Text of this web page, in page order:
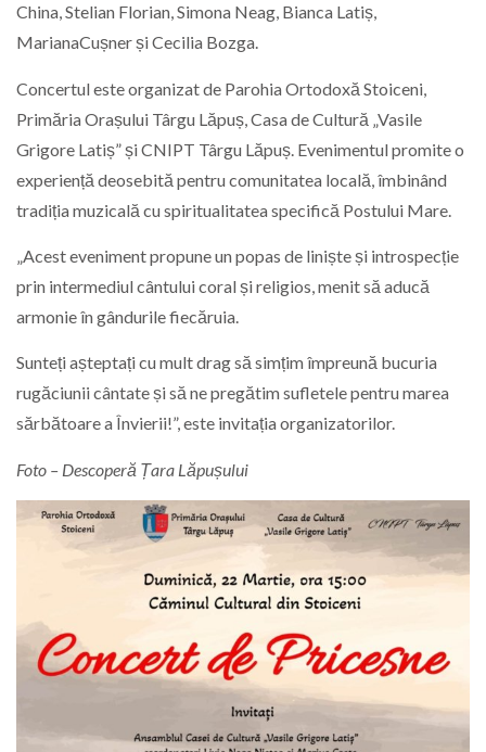
China,Stelian Florian,Simona Neag, Bianca Latiș,
MarianaCușnerșiCecilia Bozga.
Concertulesteorganizatde ParohiaOrtodoxă Stoiceni,
PrimăriaOrașului Târgu Lăpuș, CasadeCultură „ Vasile
Grigore Latiș”șiCNIPT Târgu Lăpuș. Evenimentulpromiteo
experiență deosebită pentrucomunitatea locală, îmbinând
tradițiamuzicală cuspiritualitateaspecifică Postului Mare.
„Acest eveniment propune un popas de liniște și introspecție
prin intermediul cântului coral și religios, menit să aducă
armonie în gândurile fiecăruia.
Sunteți așteptați cu mult drag să simțim împreună bucuria
rugăciunii cântate și să ne pregătim sufletele pentru marea
sărbătoare a Învierii!”, este invitația organizatorilor.
Foto – Descoperă Țara Lăpușului